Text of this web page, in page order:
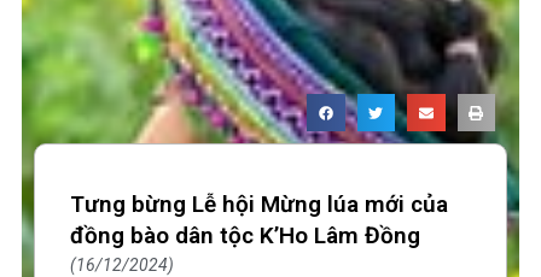
Tưng bừng Lễ hội Mừng lúa mới của
đồng bào dân tộc K’Ho Lâm Đồng
16/12/2024